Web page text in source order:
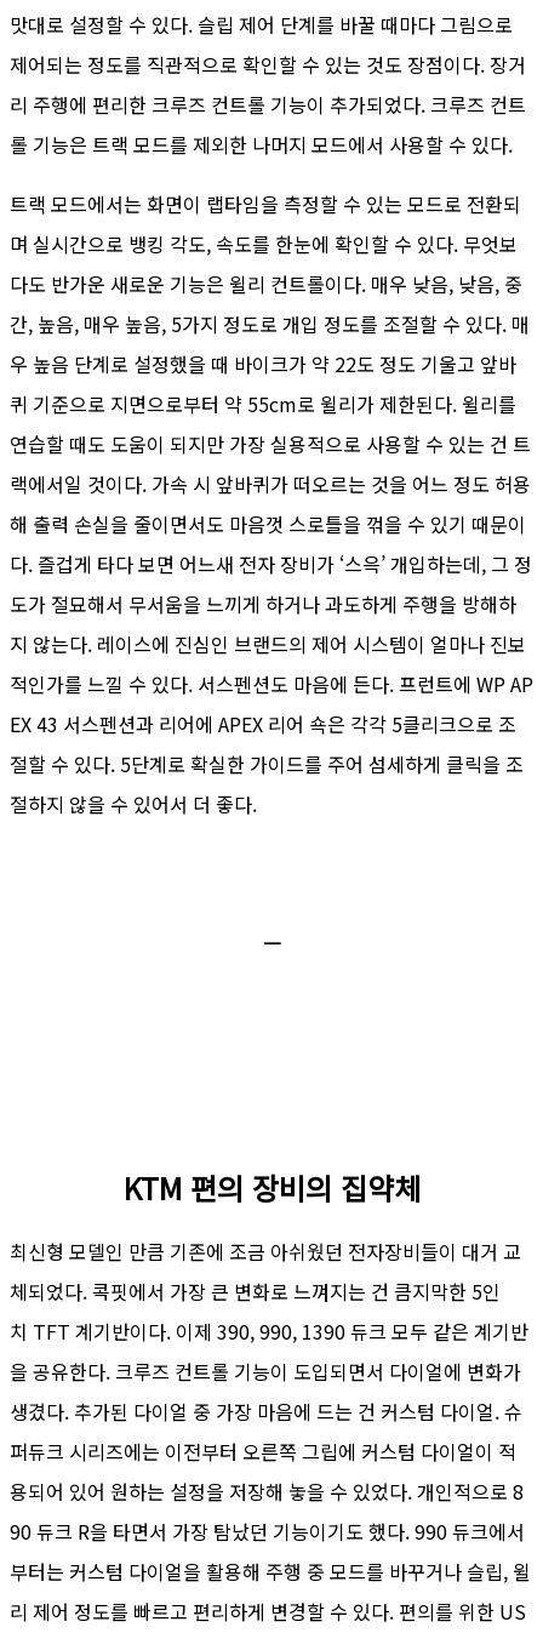
맛대로 설정할 수 있다. 슬립 제어 단계를 바꿀 때마다 그림으로
제어되는 정도를 직관적으로 확인할 수 있는 것도 장점이다. 장거
리 주행에 편리한 크루즈 컨트롤 기능이 추가되었다. 크루즈 컨트
롤 기능은 트랙 모드를 제외한 나머지 모드에서 사용할 수 있다.
트랙 모드에서는 화면이 랩타임을 측정할 수 있는 모드로 전환되
며 실시간으로 뱅킹 각도, 속도를 한눈에 확인할 수 있다. 무엇보
다도 반가운 새로운 기능은 윌리 컨트롤이다. 매우 낮음, 낮음, 중
간, 높음, 매우 높음, 5가지 정도로 개입 정도를 조절할 수 있다. 매
우 높음 단계로 설정했을 때 바이크가 약 22도 정도 기울고 앞바
퀴 기준으로 지면으로부터 약 55cm로 윌리가 제한된다. 윌리를
연습할 때도 도움이 되지만 가장 실용적으로 사용할 수 있는 건 트
랙에서일 것이다. 가속 시 앞바퀴가 떠오르는 것을 어느 정도 허용
해 출력 손실을 줄이면서도 마음껏 스로틀을 꺾을 수 있기 때문이
다. 즐겁게 타다 보면 어느새 전자 장비가 ‘스윽’ 개입하는데, 그 정
도가 절묘해서 무서움을 느끼게 하거나 과도하게 주행을 방해하
지 않는다. 레이스에 진심인 브랜드의 제어 시스템이 얼마나 진보
적인가를 느낄 수 있다. 서스펜션도 마음에 든다. 프런트에 WP AP
EX 43 서스펜션과 리어에 APEX 리어 쇽은 각각 5클리크으로 조
절할 수 있다. 5단계로 확실한 가이드를 주어 섬세하게 클릭을 조
절하지 않을 수 있어서 더 좋다.
ㅡ
KTM 편의 장비의 집약체
최신형 모델인 만큼 기존에 조금 아쉬웠던 전자장비들이 대거 교
체되었다. 콕핏에서 가장 큰 변화로 느껴지는 건 큼지막한 5인
치 TFT 계기반이다. 이제 390, 990, 1390 듀크 모두 같은 계기반
을 공유한다. 크루즈 컨트롤 기능이 도입되면서 다이얼에 변화가
생겼다. 추가된 다이얼 중 가장 마음에 드는 건 커스텀 다이얼. 슈
퍼듀크 시리즈에는 이전부터 오른쪽 그립에 커스텀 다이얼이 적
용되어 있어 원하는 설정을 저장해 놓을 수 있었다. 개인적으로 8
90 듀크 R을 타면서 가장 탐났던 기능이기도 했다. 990 듀크에서
부터는 커스텀 다이얼을 활용해 주행 중 모드를 바꾸거나 슬립, 윌
리 제어 정도를 빠르고 편리하게 변경할 수 있다. 편의를 위한 US